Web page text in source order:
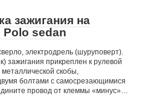
зажигания на
Polo sedan
электродрель (шуруповерт).
зажигания прикреплен к рулевой
скобы,
болтами с самосрезающимися
провод от клеммы «минус»…